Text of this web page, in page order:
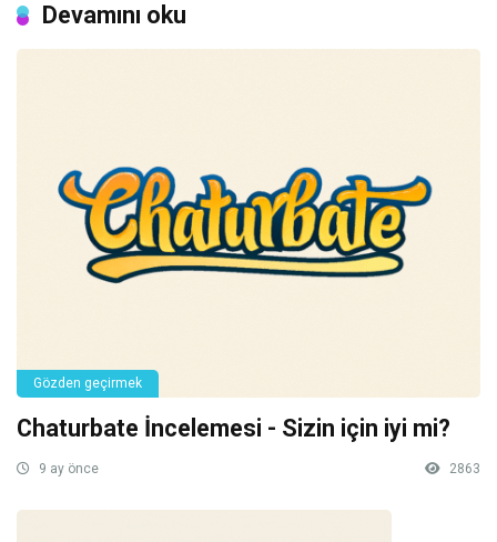
Devamını oku
Gözden geçirmek
Chaturbate İncelemesi - Sizin için iyi mi?
9 ay önce 2863